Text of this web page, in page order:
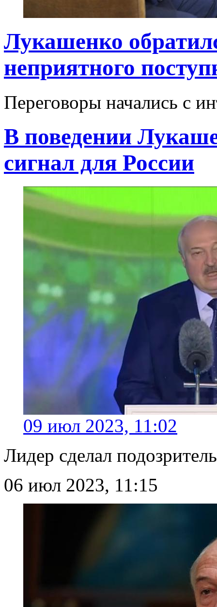
Лукашенко
неприятного
Переговоры начались с
В поведении
сигнал для России
09 июл 2023, 11:02
Лидер сделал
06 июл 2023, 11:15